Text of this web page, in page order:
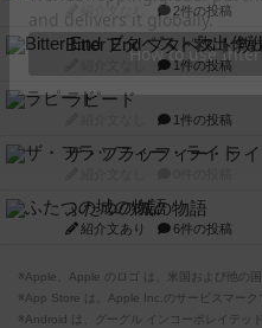
2件の投稿
Bitter End ブタペスト救
紹介文なし 1件の投稿
ラピード
1件の投稿
ザ・フラッフィー・ライ
ふたつの城の物語
紹介文あり 6件の投稿
※Apple、Apple のロゴ は、米国および他の
※App Store は、Apple Inc.のサービスマーク
※Android は、グーグル インコーポレイテッ